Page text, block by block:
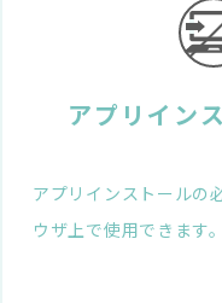
アプリイン
アプリインストールの
ウザ上で使用できます。